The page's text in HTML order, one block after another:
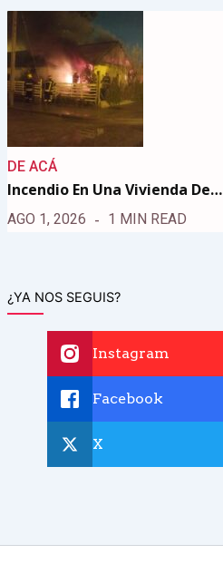
DE ACÁ
Incendio En Una Vivienda De…
AGO 1, 2026 1 MIN READ
¿YA NOS SEGUIS?
Instagram
Facebook
X